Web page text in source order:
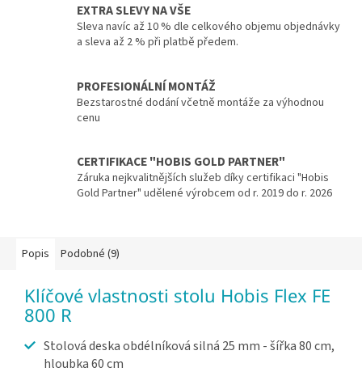
EXTRA SLEVY NA VŠE
Sleva navíc až 10 % dle celkového objemu objednávky
a sleva až 2 % při platbě předem.
PROFESIONÁLNÍ MONTÁŽ
Bezstarostné dodání včetně montáže za výhodnou
cenu
CERTIFIKACE "HOBIS GOLD PARTNER"
Záruka nejkvalitnějších služeb díky certifikaci "Hobis
Gold Partner" udělené výrobcem od r. 2019 do r. 2026
Popis Podobné (9)
Klíčové vlastnosti stolu Hobis Flex FE
800 R
Stolová deska obdélníková silná 25 mm - šířka 80 cm,
hloubka 60 cm